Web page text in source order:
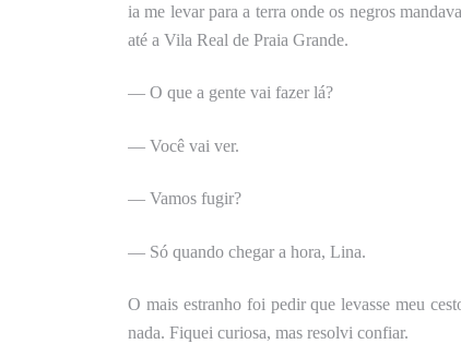
ia me levar para a terra onde os negros
até a Vila Real de Praia Grande.
— O que a gente vai fazer lá?
— Você vai ver.
— Vamos fugir?
— Só quando chegar a hora, Lina.
O mais estranho foi pedir que levasse meu
nada. Fiquei curiosa, mas resolvi confiar.